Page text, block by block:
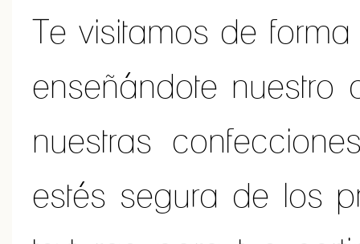
Te visitamos de
enseñándote nuestro
nuestras
estés segura de los